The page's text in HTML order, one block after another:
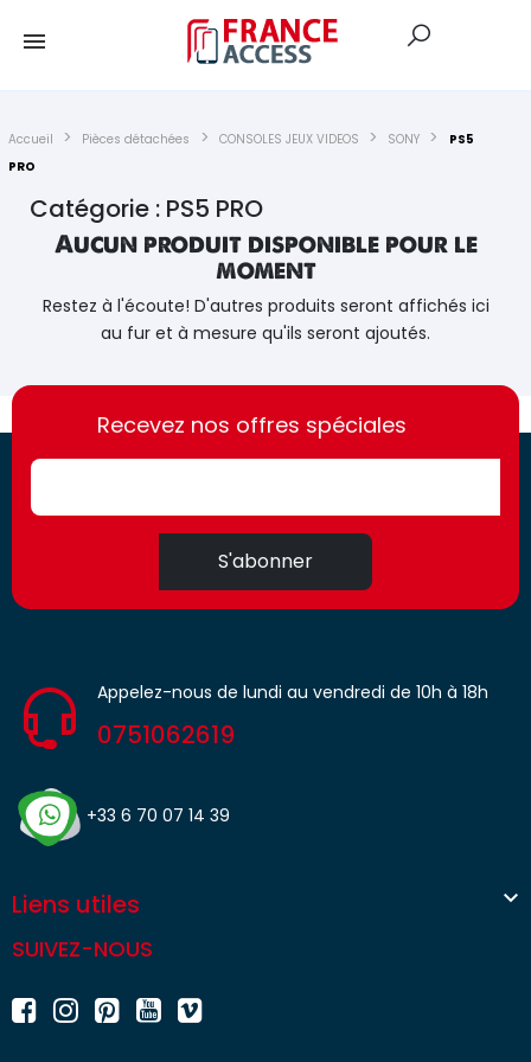
Accueil Pièces détachées CONSOLES JEUX VIDEOS SONY
PS5
PRO
Catégorie : PS5 PRO
Aucun produit disponible pour le
moment
Restez à l'écoute! D'autres produits seront affichés ici
au fur et à mesure qu'ils seront ajoutés.
https://france-
access.fr
https://france-
access.fr
Recevez nos offres spéciales
S'abonner
Appelez-nous de lundi au vendredi de 10h à 18h
0751062619
+33 6 70 07 14 39
Liens utiles 
SUIVEZ-NOUS